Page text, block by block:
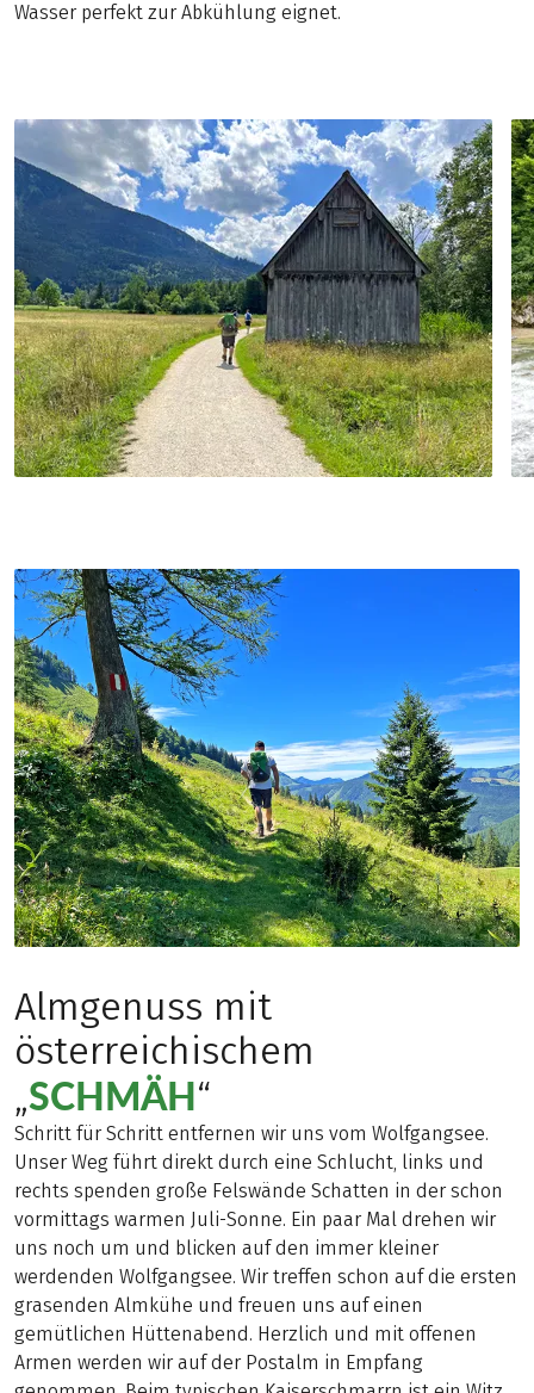
Wasser perfekt zur Abkühlung eignet.
Almgenuss mit
österreichischem
„SCHMÄH“
Schritt für Schritt entfernen wir uns vom Wolfgangsee.
Unser Weg führt direkt durch eine Schlucht, links und
rechts spenden große Felswände Schatten in der schon
vormittags warmen Juli-Sonne. Ein paar Mal drehen wir
uns noch um und blicken auf den immer kleiner
werdenden Wolfgangsee. Wir treffen schon auf die ersten
grasenden Almkühe und freuen uns auf einen
gemütlichen Hüttenabend. Herzlich und mit offenen
Armen werden wir auf der Postalm in Empfang